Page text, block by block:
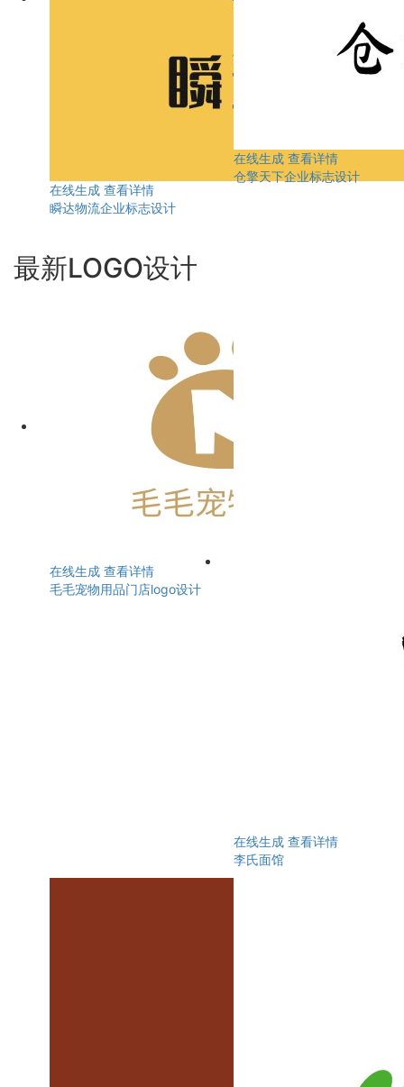
在线生成 查看详情
瞬达物流企业标志设计
在线生成 查看详情
仓擎天下企业标志设计
最新LOGO设计
在线生成 查看详情
毛毛宠物用品门店logo设计
在线生成 查看详情
李氏面馆